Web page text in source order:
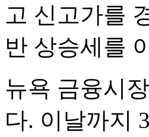
고 신고가를
반 상승세를
뉴욕 금융시
다. 이날까지